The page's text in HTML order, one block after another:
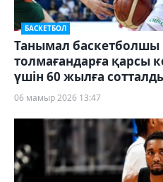
БАСКЕТБОЛ
Танымал баскетболшы
толмағандарға қарсы
үшін 60 жылға
06 мамыр 2026 13:47